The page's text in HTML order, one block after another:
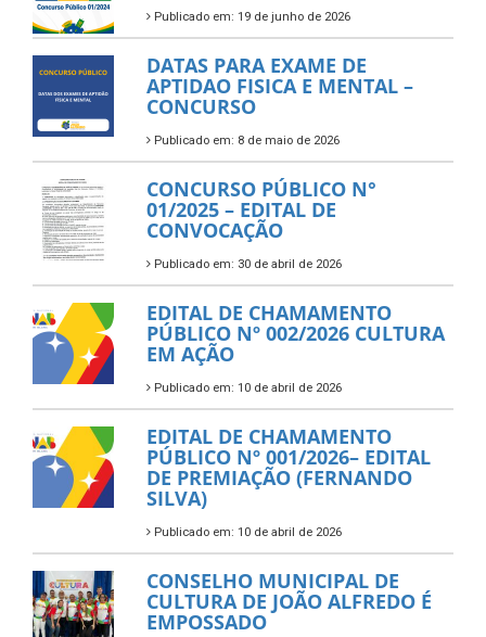
Publicado em: 19 de junho de 2026
DATAS PARA EXAME DE
APTIDAO FISICA E MENTAL –
CONCURSO
Publicado em: 8 de maio de 2026
CONCURSO PÚBLICO N°
01/2025 – EDITAL DE
CONVOCAÇÃO
Publicado em: 30 de abril de 2026
EDITAL DE CHAMAMENTO
PÚBLICO Nº 002/2026 CULTURA
EM AÇÃO
Publicado em: 10 de abril de 2026
EDITAL DE CHAMAMENTO
PÚBLICO Nº 001/2026– EDITAL
DE PREMIAÇÃO (FERNANDO
SILVA)
Publicado em: 10 de abril de 2026
CONSELHO MUNICIPAL DE
CULTURA DE JOÃO ALFREDO É
EMPOSSADO